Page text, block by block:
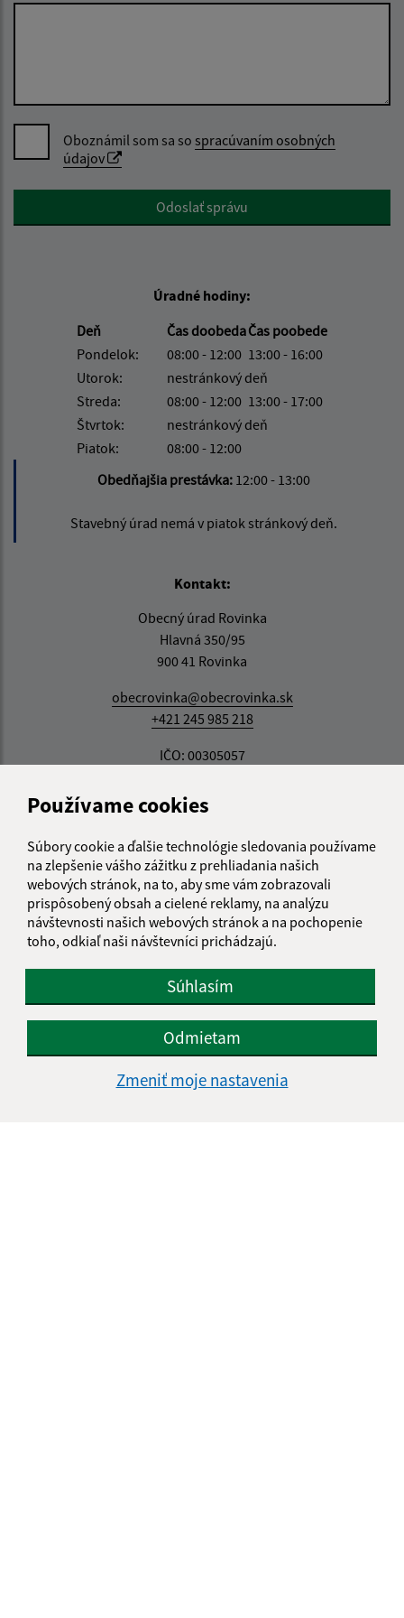
Používame cookies
Súbory cookie a ďalšie technológie sledovania používame
na zlepšenie vášho zážitku z prehliadania našich
webových stránok, na to, aby sme vám zobrazovali
prispôsobený obsah a cielené reklamy, na analýzu
návštevnosti našich webových stránok a na pochopenie
toho, odkiaľ naši návštevníci prichádzajú.
Súhlasím
Odmietam
Zmeniť moje nastavenia
Oboznámil som sa so spracúvaním osobných
údajov
Google reCaptcha ResponseOdoslať správu
Úradné hodiny:
Deň
Čas doobedaČas poobede
Pondelok:
08:00 - 12:00 13:00 - 16:00
Utorok:
nestránkový deň
Streda:
08:00 - 12:00 13:00 - 17:00
Štvrtok:
nestránkový deň
Piatok:
08:00 - 12:00
Obedňajšia prestávka: 12:00 - 13:00
Stavebný úrad nemá v piatok stránkový deň.
Kontakt:
Obecný úrad Rovinka
Hlavná 350/95
900 41 Rovinka
obecrovinka@obecrovinka.sk
+421 245 985 218
IČO: 00305057
Informácie o stránke: